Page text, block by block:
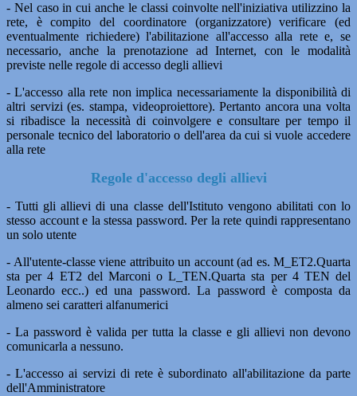
- Nel caso in cui anche le classi coinvolte nell'iniziativa utilizzino la
rete, è compito del coordinatore (organizzatore) verificare (ed
eventualmente richiedere) l'abilitazione all'accesso alla rete e, se
necessario, anche la prenotazione ad Internet, con le modalità
previste nelle regole di accesso degli allievi
- L'accesso alla rete non implica necessariamente la disponibilità di
altri servizi (es. stampa, videoproiettore). Pertanto ancora una volta
si ribadisce la necessità di coinvolgere e consultare per tempo il
personale tecnico del laboratorio o dell'area da cui si vuole accedere
alla rete
Regole d'accesso degli allievi
- Tutti gli allievi di una classe dell'Istituto vengono abilitati con lo
stesso account e la stessa password. Per la rete quindi rappresentano
un solo utente
- All'utente-classe viene attribuito un account (ad es. M_ET2.Quarta
sta per 4 ET2 del Marconi o L_TEN.Quarta sta per 4 TEN del
Leonardo ecc..) ed una password. La password è composta da
almeno sei caratteri alfanumerici
- La password è valida per tutta la classe e gli allievi non devono
comunicarla a nessuno.
- L'accesso ai servizi di rete è subordinato all'abilitazione da parte
dell'Amministratore